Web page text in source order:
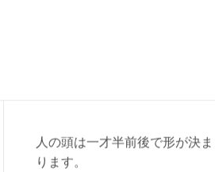
人の頭は一才半前後で形が決ま
ります。